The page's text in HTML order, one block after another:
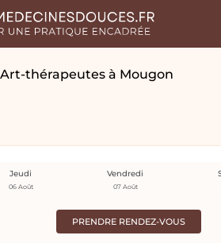
Art-thérapeutes à Mougon
PRENDRE RENDEZ-VOUS
Jeudi
06 Août
Vendredi
07 Août